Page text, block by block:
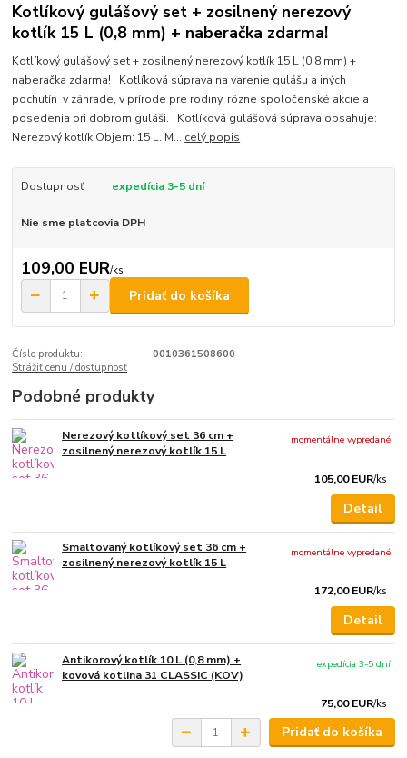
Kotlíkový gulášový set + zosilnený nerezový
kotlík 15 L (0,8 mm) + naberačka zdarma!
Kotlíkový gulášový set + zosilnený nerezový kotlík 15 L (0,8 mm) +
naberačka zdarma! Kotlíková súprava na varenie gulášu a iných
pochutín v záhrade, v prírode pre rodiny, rôzne spoločenské akcie a
posedenia pri dobrom guláši. Kotlíková gulášová súprava obsahuje:
Nerezový kotlík Objem: 15 L. M... celý popis
Dostupnosť expedícia 3-5 dní
Nie sme platcovia DPH
109,00 EUR/ks
Pridať do košíka
Číslo produktu:
0010361508600
Strážiť cenu / dostupnosť
Podobné produkty
Nerezový kotlíkový set 36 cm +
zosilnený nerezový kotlík 15 L
105,00 EUR/ks
momentálne vypredané
Detail
Smaltovaný kotlíkový set 36 cm +
zosilnený nerezový kotlík 15 L
172,00 EUR/ks
momentálne vypredané
Detail
Antikorový kotlík 10 L (0,8 mm) +
kovová kotlina 31 CLASSIC (KOV)
75,00 EUR/ks
expedícia 3-5 dní
Pridať do košíka